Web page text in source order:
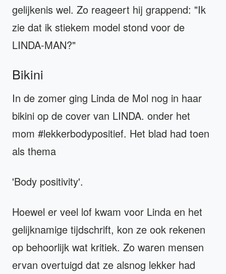
gelijkenis wel. Zo reageert hij grappend: "Ik
zie dat ik stiekem model stond voor de
LINDA-MAN?"
Bikini
In de zomer ging Linda de Mol nog in haar
bikini op de cover van LINDA. onder het
mom #lekkerbodypositief. Het blad had toen
als thema
'Body positivity'.
Hoewel er veel lof kwam voor Linda en het
gelijknamige tijdschrift, kon ze ook rekenen
op behoorlijk wat kritiek. Zo waren mensen
ervan overtuigd dat ze alsnog lekker had